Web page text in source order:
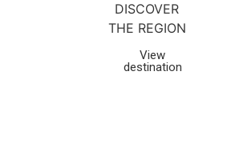
DISCOVER
THE REGION
View
destination